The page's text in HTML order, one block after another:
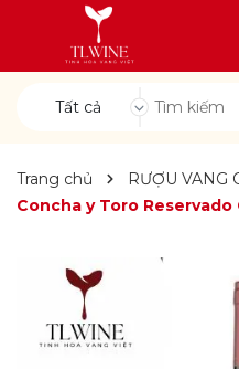
Tất cả
Trang chủ RƯỢU VANG
Concha y Toro